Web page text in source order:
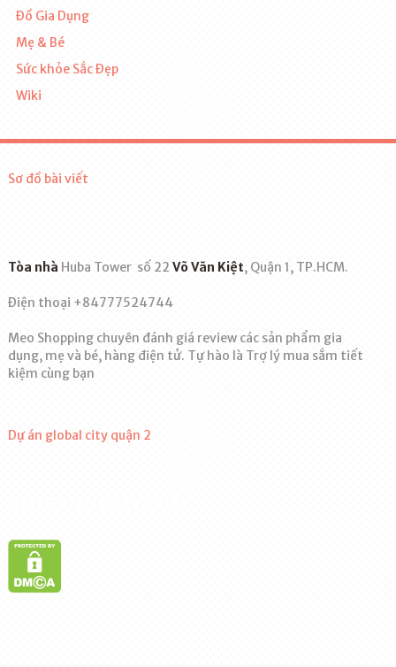
Đồ Gia Dụng
Mẹ & Bé
Sức khỏe Sắc Đẹp
Wiki
Sơ đồ bài viết
Tòa nhà Huba Tower số 22 Võ Văn Kiệt, Quận 1, TP.HCM.
Điện thoại +84777524744
Meo Shopping chuyên đánh giá review các sản phẩm gia
dụng, mẹ và bé, hàng điện tử. Tự hào là Trợ lý mua sắm tiết
kiệm cùng bạn
Dự án global city quận 2